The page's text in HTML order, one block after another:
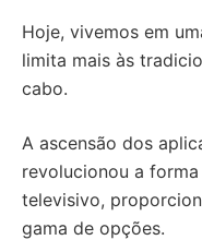
Hoje, vivemos em
limita mais às
cabo.
A ascensão dos
revolucionou a
televisivo,
gama de opções.